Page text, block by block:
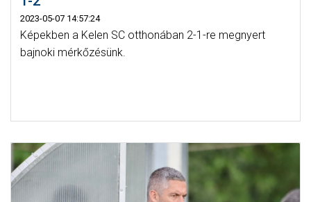
2023-05-07 14:57:24
Képekben a Kelen SC otthonában 2-1-re megnyert
bajnoki mérkőzésünk.